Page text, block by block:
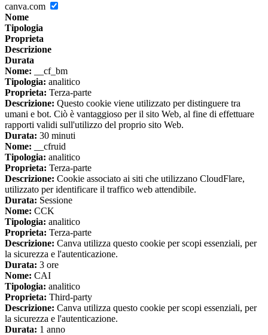
canva.com
Nome
Tipologia
Proprieta
Descrizione
Durata
Nome: __cf_bm
Tipologia: analitico
Proprieta: Terza-parte
Descrizione: Questo cookie viene utilizzato per distinguere tra
umani e bot. Ciò è vantaggioso per il sito Web, al fine di effettuare
rapporti validi sull'utilizzo del proprio sito Web.
Durata: 30 minuti
Nome: __cfruid
Tipologia: analitico
Proprieta: Terza-parte
Descrizione: Cookie associato ai siti che utilizzano CloudFlare,
utilizzato per identificare il traffico web attendibile.
Durata: Sessione
Nome: CCK
Tipologia: analitico
Proprieta: Terza-parte
Descrizione: Canva utilizza questo cookie per scopi essenziali, per
la sicurezza e l'autenticazione.
Durata: 3 ore
Nome: CAI
Tipologia: analitico
Proprieta: Third-party
Descrizione: Canva utilizza questo cookie per scopi essenziali, per
la sicurezza e l'autenticazione.
Durata: 1 anno